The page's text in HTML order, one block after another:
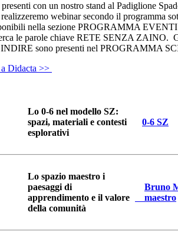
con un nostro stand al Padiglione
webinar secondo il programma
nella sezione PROGRAMMA
le parole chiave RETE SENZA ZAINO.
INDIRE sono presenti nel PROGRAMMA
Didacta >>
Lo 0-6 nel modello SZ:
spazi, materiali e contesti
esplorativi
0-6 SZ
Lo spazio maestro i
paesaggi di
apprendimento e il valore
della comunità
Bruno
maestro